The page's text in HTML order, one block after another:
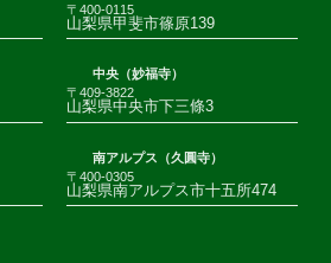
〒400-0115
山梨県甲斐市篠原139
中央（妙福寺）
〒409-3822
山梨県中央市下三條3
南アルプス（久圓寺）
〒400-0305
山梨県南アルプス市十五所474